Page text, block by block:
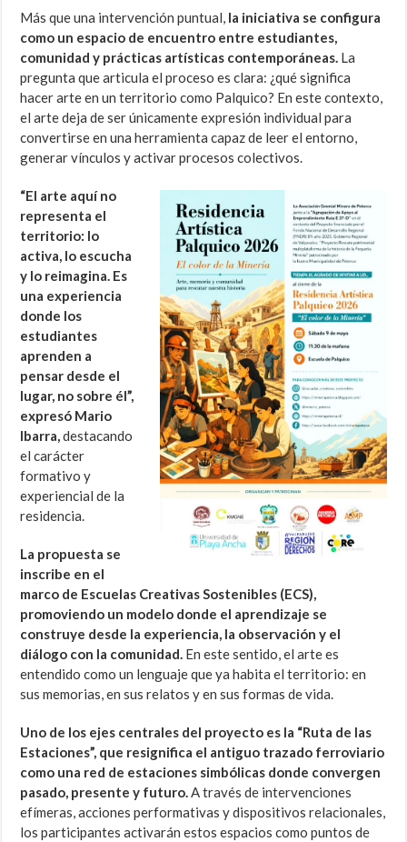
Más que una intervención puntual, la iniciativa se configura
como un espacio de encuentro entre estudiantes,
comunidad y prácticas artísticas contemporáneas. La
pregunta que articula el proceso es clara: ¿qué significa
hacer arte en un territorio como Palquico? En este contexto,
el arte deja de ser únicamente expresión individual para
convertirse en una herramienta capaz de leer el entorno,
generar vínculos y activar procesos colectivos.
“El arte aquí no
representa el
territorio: lo
activa, lo escucha
y lo reimagina. Es
una experiencia
donde los
estudiantes
aprenden a
pensar desde el
lugar, no sobre él”,
expresó Mario
Ibarra,destacando
el carácter
formativo y
experiencial de la
residencia.
La propuesta se
inscribe en el
marco de Escuelas Creativas Sostenibles (ECS),
promoviendo un modelo donde el aprendizaje se
construye desde la experiencia, la observación y el
diálogo con la comunidad. En este sentido, el arte es
entendido como un lenguaje que ya habita el territorio: en
sus memorias, en sus relatos y en sus formas de vida.
Uno de los ejes centrales del proyecto es la “Ruta de las
Estaciones”, que resignifica el antiguo trazado ferroviario
como una red de estaciones simbólicas donde convergen
pasado, presente y futuro.A través de intervenciones
efímeras, acciones performativas y dispositivos relacionales,
los participantes activarán estos espacios como puntos de